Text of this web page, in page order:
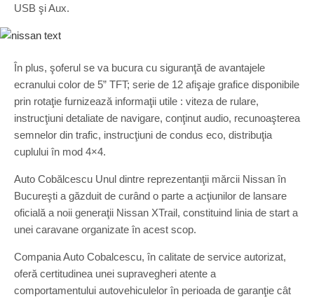
USB şi Aux.
În plus, şoferul se va bucura cu siguranţă de avantajele
ecranului color de 5” TFT; serie de 12 afişaje grafice disponibile
prin rotaţie furnizează informaţii utile : viteza de rulare,
instrucţiuni detaliate de navigare, conţinut audio, recunoaşterea
semnelor din trafic, instrucţiuni de condus eco, distribuţia
cuplului în mod 4×4.
Auto Cobălcescu Unul dintre reprezentanţii mărcii Nissan în
Bucureşti a găzduit de curând o parte a acţiunilor de lansare
oficială a noii generaţii Nissan XTrail, constituind linia de start a
unei caravane organizate în acest scop.
Compania Auto Cobalcescu, în calitate de service autorizat,
oferă certitudinea unei supravegheri atente a
comportamentului autovehiculelor în perioada de garanţie cât